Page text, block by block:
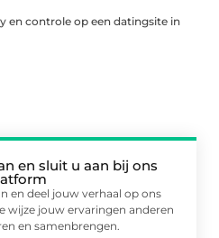
en controle op een datingsite in
en sluit u aan bij ons
en deel jouw verhaal op ons
wijze jouw ervaringen anderen
en samenbrengen.